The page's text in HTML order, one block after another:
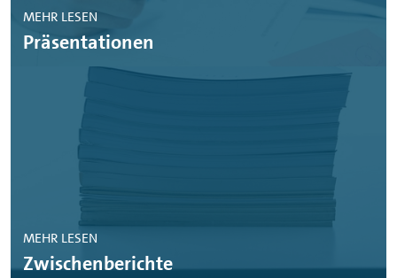
MEHR LESEN
Präsentationen
MEHR LESEN
Zwischenberichte